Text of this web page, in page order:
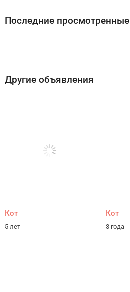
Последние просмотренные
Другие объявления
Кот
5 лет
Кот
3 года